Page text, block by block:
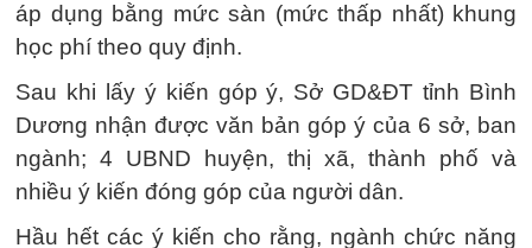
áp dụng bằng mức sàn (mức thấp nhất) khung
học phí theo quy định.
Sau khi lấy ý kiến góp ý, Sở GD&ĐT tỉnh Bình
Dương nhận được văn bản góp ý của 6 sở, ban
ngành; 4 UBND huyện, thị xã, thành phố và
nhiều ý kiến đóng góp của người dân.
Hầu hết các ý kiến cho rằng, ngành chức năng